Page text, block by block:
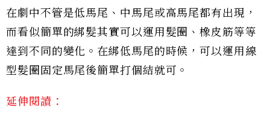
在劇中不管是低馬尾、中馬尾或高馬尾都有出現，
而看似簡單的綁髮其實可以運用髮圈、橡皮筋等等
達到不同的變化。在綁低馬尾的時候，可以運用線
型髮圈固定馬尾後簡單打個結就可。
延伸閱讀：